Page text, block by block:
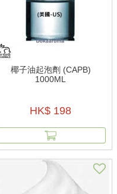
椰子油起泡劑 (CAPB)
1000ML
HK$ 198